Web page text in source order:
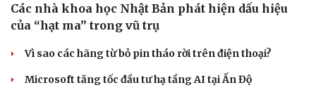
Các nhà khoa học Nhật Bản phát hiện dấu hiệu
của “hạt ma” trong vũ trụ
Vì sao các hãng từ bỏ pin tháo rời trên điện thoại?
Microsoft tăng tốc đầu tư hạ tầng AI tại Ấn Độ